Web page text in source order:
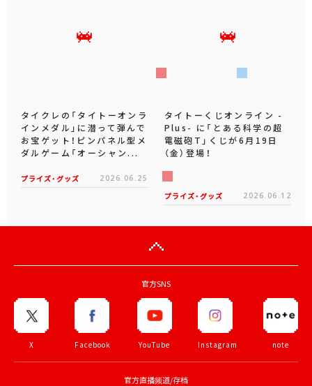
タイクレの「タイトーオンラ
インメダル」に潜って弾んで
お宝ゲット！ピンパネル型メ
ダルゲーム「オーシャン...
プライズ・グッズ 2026.06.25
タイトーくじオンライン -
Plus- に「とある科学の超
電磁砲T」くじが6月19日
（金）登場！
プライズ・グッズ 2026.06.12
官方SNS
X Facebook YouTube Instagram note
官方直播频道/存档